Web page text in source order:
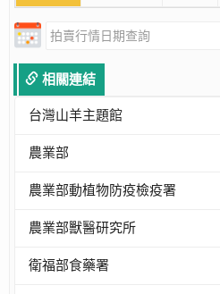
相關連結
台灣山羊主題館
農業部
農業部動植物防疫檢疫署
農業部獸醫研究所
衛福部食藥署